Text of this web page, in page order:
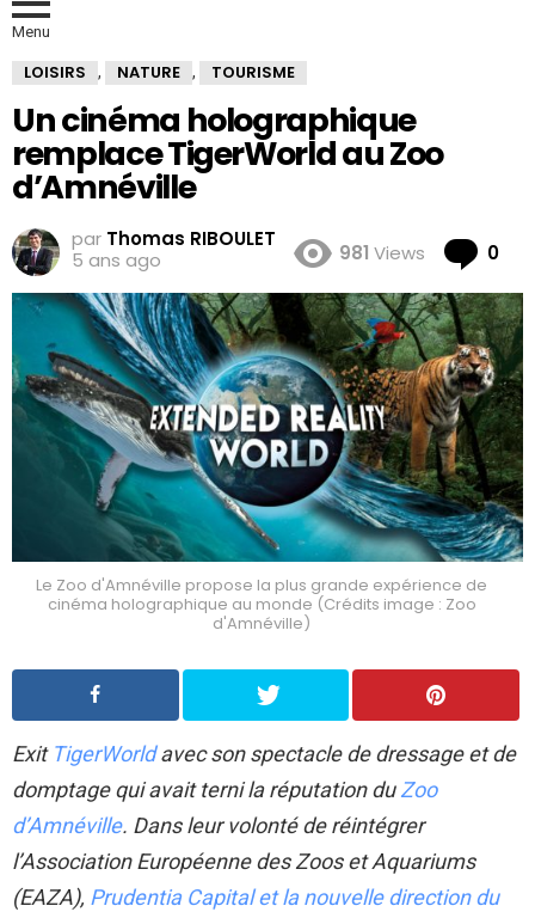
Menu
LOISIRS , NATURE , TOURISME
Un cinéma holographique
remplace TigerWorld au Zoo
d’Amnéville
par Thomas RIBOULET
5 ans ago
981 Views 0
Le Zoo d'Amnéville propose la plus grande expérience de
cinéma holographique au monde (Crédits image : Zoo
d'Amnéville)
Exit TigerWorld avec son spectacle de dressage et de
domptage qui avait terni la réputation duZoo
d’Amnéville. Dans leur volonté de réintégrer
l’Association Européenne des Zoos et Aquariums
(EAZA), Prudentia Capital et la nouvelle direction du